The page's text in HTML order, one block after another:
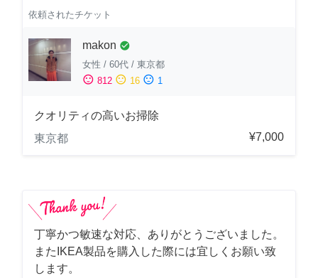
依頼されたチケット
makon check_circle
女性 / 60代 / 東京都
sentiment_satisfied 812 sentiment_neutral 16 sentiment_dissatisfied 1
クオリティの高いお掃除
東京都
¥7,000
丁寧かつ敏速な対応、ありがとうございました。
またIKEA製品を購入した際には宜しくお願い致
します。